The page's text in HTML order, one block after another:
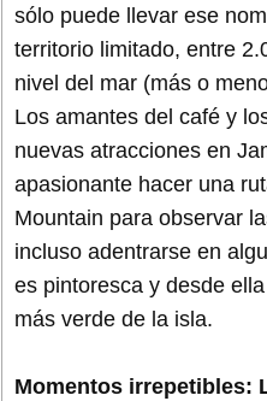
sólo puede llevar ese
territorio limitado, entre
nivel del mar (más o
Los amantes del café y
nuevas atracciones en
apasionante hacer una
Mountain para observar
incluso adentrarse en
es pintoresca y desde
más verde de la isla.
Momentos irrepetibles: